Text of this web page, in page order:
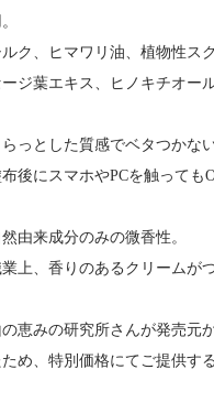
ルク、ヒマワリ油、植物性ス
ージ葉エキス、ヒノキチオー
らっとした質感でベタつかな
後にスマホやPCを触っても
然由来成分のみの微香性。
上、香りのあるクリームが
の恵みの研究所さんが発売元
ため、特別価格にてご提供す